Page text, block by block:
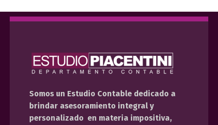
Somos un Estudio Contable dedicado a
brindar asesoramiento integral y
personalizado en materia impositiva,